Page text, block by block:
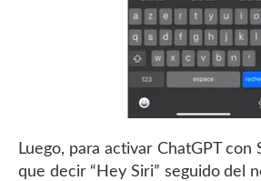
Luego, para activar ChatGPT con
que decir “Hey Siri” seguido del